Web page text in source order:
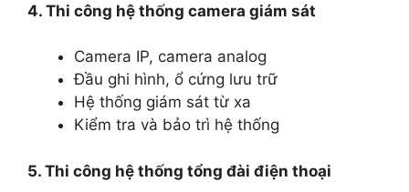
4. Thi công hệ thống camera giám sát
Camera IP, camera analog
Đầu ghi hình, ổ cứng lưu trữ
Hệ thống giám sát từ xa
Kiểm tra và bảo trì hệ thống
5. Thi công hệ thống tổng đài điện thoại